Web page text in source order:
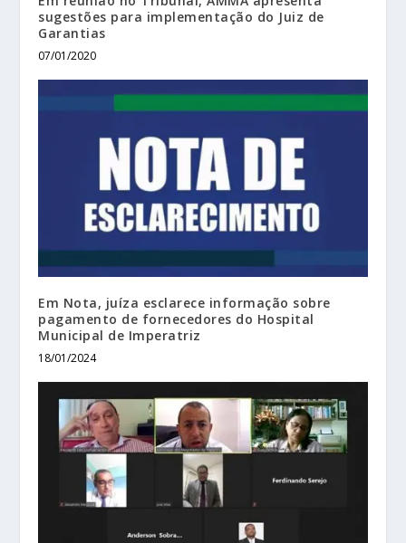
sugestões para implementação do Juiz de
Garantias
07/01/2020
Em Nota, juíza esclarece informação sobre
pagamento de fornecedores do Hospital
Municipal de Imperatriz
18/01/2024